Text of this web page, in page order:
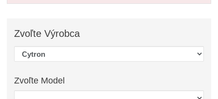
ZvoľteVýrobca
Zvoľte Model